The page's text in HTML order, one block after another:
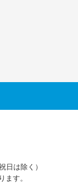
は除く）
す。